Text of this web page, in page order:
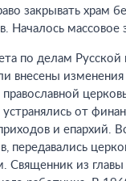
закрывать храм
Началось массовое
по делам Русской
внесены
православной
от
и епархий.
передавались
Священник из главы